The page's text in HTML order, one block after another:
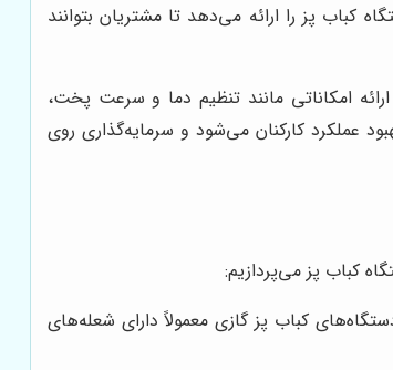
کباب پز را ارائه می‌دهد تا مشتریان بتوانند
امکاناتی مانند تنظیم دما و سرعت پخت،
عملکرد کارکنان می‌شود و سرمایه‌گذاری روی
کباب پز می‌پردازیم:
کباب پز گازی معمولاً دارای شعله‌های